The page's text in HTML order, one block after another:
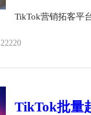
TikTok营销拓客平
22220
TikTok批量